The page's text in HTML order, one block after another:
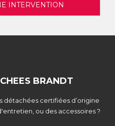
INTERVENTION
BRANDT
détachées certifiées d’origine
ou des accessoires ?